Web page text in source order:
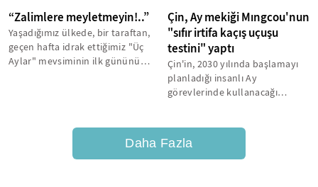
“Zalimlere meyletmeyin!..”
Yaşadığımız ülkede, bir taraftan,
geçen hafta idrak ettiğimiz "Üç
Aylar" mevsiminin ilk gününü
Çin, Ay mekiği Mıngcou'nun
"sıfır irtifa kaçış uçuşu
testini" yaptı
Çin'in, 2030 yılında başlamayı
planladığı insanlı Ay
görevlerinde kullanacağı
Daha Fazla